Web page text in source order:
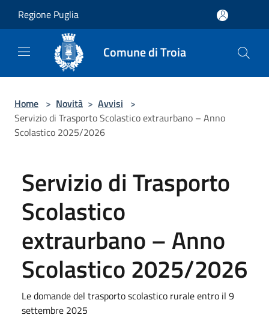
Regione Puglia
Comune di Troia
Home > Novità > Avvisi >
Servizio di Trasporto Scolastico extraurbano – Anno
Scolastico 2025/2026
Servizio di Trasporto
Scolastico
extraurbano – Anno
Scolastico 2025/2026
Le domande del trasporto scolastico rurale entro il 9
settembre 2025